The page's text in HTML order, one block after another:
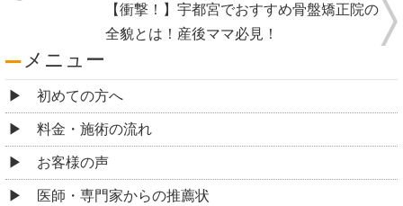
【衝撃！】宇都宮でおすすめ骨盤矯正院の
全貌とは！産後ママ必見！
メニュー
初めての方へ
料金・施術の流れ
お客様の声
医師・専門家からの推薦状